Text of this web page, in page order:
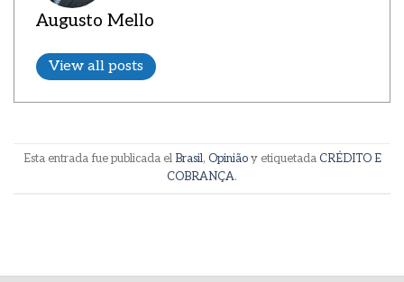
Augusto Mello
View all posts
Esta entrada fue publicada el Brasil, Opiniãoy etiquetadaCRÉDITO E
COBRANÇA.